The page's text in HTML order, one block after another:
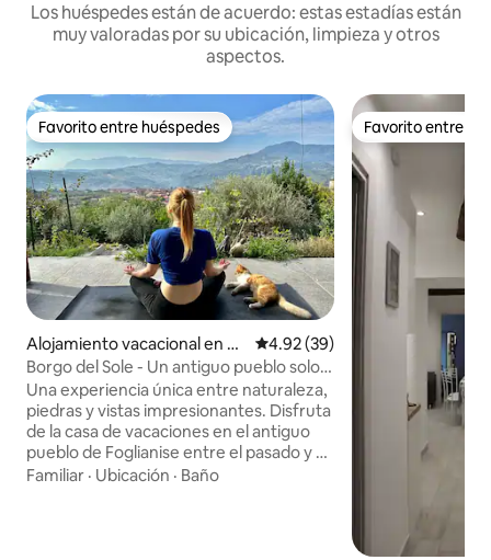
Los huéspedes están de acuerdo: estas estadías están
muy valoradas por su ubicación, limpieza y otros
aspectos.
Favorito entre huéspedes
Favorito entre huéspedes
Alojamiento vacacional en Fo
glianise
Calificación promedio: 4.92 de
4.92 (39)
Borgo del Sole - Un antiguo pueblo solo
para ti
Una experiencia única entre naturaleza,
piedras y vistas impresionantes. Disfruta
de la casa de vacaciones en el antiguo
pueblo de Foglianise entre el pasado y el
presente en este moderno edificio
Familiar · Ubicación · Baño
Favorito entre
Favorito entre